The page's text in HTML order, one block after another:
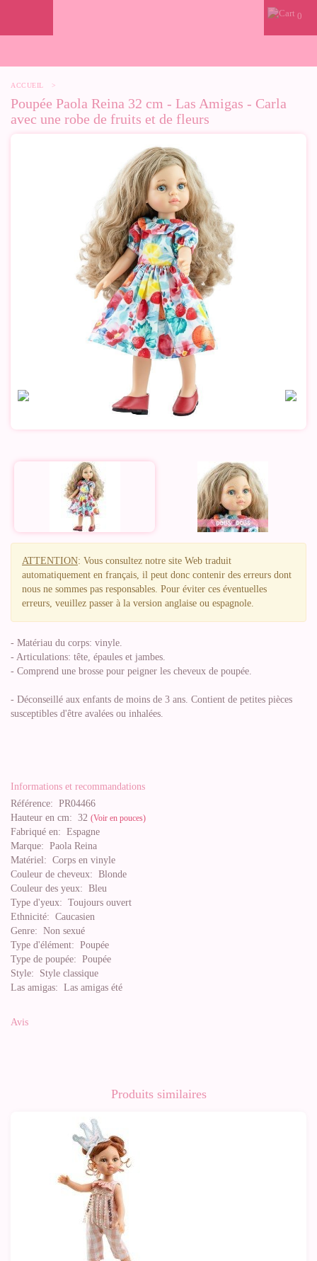
0
ACCUEIL >
Poupée Paola Reina 32 cm - Las Amigas - Carla
avec une robe de fruits et de fleurs
ATTENTION: Vous consultez notre site Web traduit
automatiquement en français, il peut donc contenir des erreurs dont
nous ne sommes pas responsables. Pour éviter ces éventuelles
erreurs, veuillez passer à la version anglaise ou espagnole.
- Matériau du corps: vinyle.
- Articulations: tête, épaules et jambes.
- Comprend une brosse pour peigner les cheveux de poupée.
- Déconseillé aux enfants de moins de 3 ans. Contient de petites pièces
susceptibles d'être avalées ou inhalées.
Informations et recommandations
Référence: PR04466
Hauteur en cm: 32 (Voir en pouces)
Fabriqué en: Espagne
Marque: Paola Reina
Matériel: Corps en vinyle
Couleur de cheveux: Blonde
Couleur des yeux: Bleu
Type d'yeux: Toujours ouvert
Ethnicité: Caucasien
Genre: Non sexué
Type d'élément: Poupée
Type de poupée: Poupée
Style: Style classique
Las amigas: Las amigas été
Avis
Produits similaires